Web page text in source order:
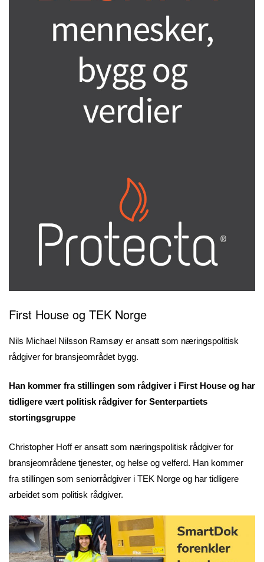
First House og TEK Norge
Nils Michael Nilsson Ramsøy er ansatt som næringspolitisk
rådgiver for bransjeområdet bygg.
Han kommer fra stillingen som rådgiver i First House og har
tidligere vært politisk rådgiver for Senterpartiets
stortingsgruppe
Christopher Hoff er ansatt som næringspolitisk rådgiver for
bransjeområdene tjenester, og helse og velferd. Han kommer
fra stillingen som seniorrådgiver i TEK Norge og har tidligere
arbeidet som politisk rådgiver.